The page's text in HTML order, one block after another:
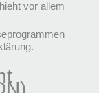
vor allem